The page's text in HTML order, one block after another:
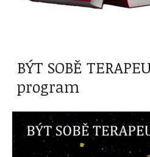
BÝT SOBĚ
program